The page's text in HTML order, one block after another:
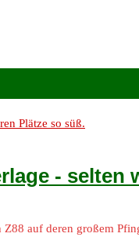
-
auf deren großem